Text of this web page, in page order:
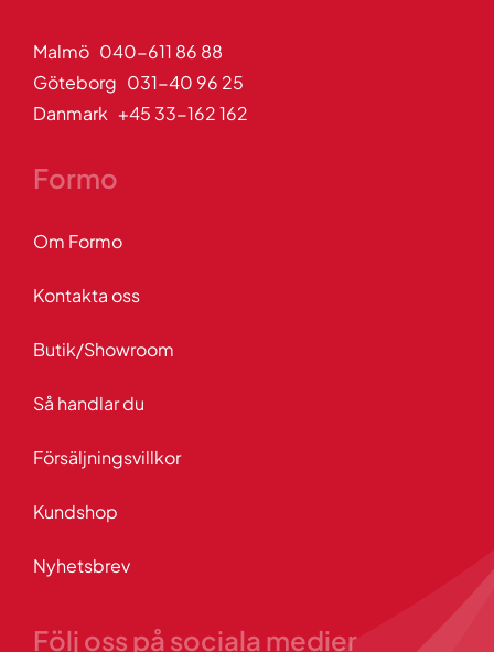
Malmö 040-611 86 88
Göteborg 031-40 96 25
Danmark +45 33-162 162
Formo
Om Formo
Kontakta oss
Butik/Showroom
Så handlar du
Försäljningsvillkor
Kundshop
Nyhetsbrev
Följ oss på sociala medier